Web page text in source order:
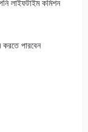
লাইফটাইম কমিশন
পারবেন